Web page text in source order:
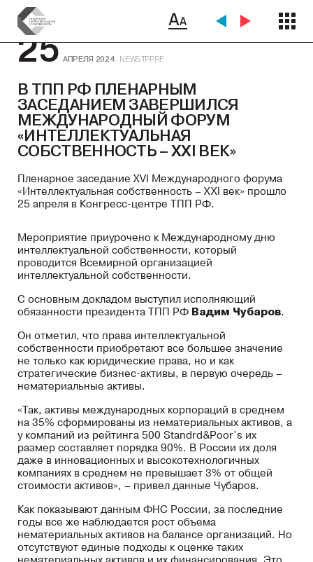
25 АПРЕЛЯ 2024 NEWS.TPPRF
В ТПП РФ ПЛЕНАРНЫМ
ЗАСЕДАНИЕМ ЗАВЕРШИЛСЯ
МЕЖДУНАРОДНЫЙ ФОРУМ
«ИНТЕЛЛЕКТУАЛЬНАЯ
СОБСТВЕННОСТЬ – XXI ВЕК»
Пленарное заседание XVI Международного форума
«Интеллектуальная собственность – ХХІ век» прошло
25 апреля в Конгресс-центре ТПП РФ.
Мероприятие приурочено к Международному дню
интеллектуальной собственности, который
проводится Всемирной организацией
интеллектуальной собственности.
С основным докладом выступил исполняющий
обязанности президента ТПП РФ Вадим Чубаров.
Он отметил, что права интеллектуальной
собственности приобретают все большее значение
не только как юридические права, но и как
стратегические бизнес-активы, в первую очередь –
нематериальные активы.
«Так, активы международных корпораций в среднем
на 35% сформированы из нематериальных активов, а
у компаний из рейтинга 500 Standrd&Poor’s их
размер составляет порядка 90%. В России их доля
даже в инновационных и высокотехнологичных
компаниях в среднем не превышает 3% от общей
стоимости активов», – привел данные Чубаров.
Как показывают данным ФНС России, за последние
годы все же наблюдается рост объема
нематериальных активов на балансе организаций. Но
отсутствуют единые подходы к оценке таких